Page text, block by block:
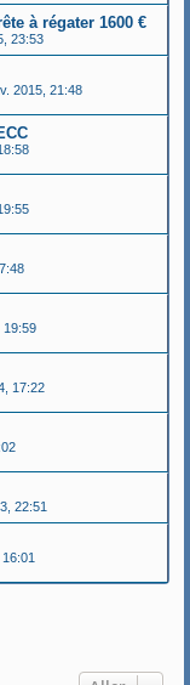
à régater 1600 €
23:53
2015, 21:48
19:59
17:22
22:51